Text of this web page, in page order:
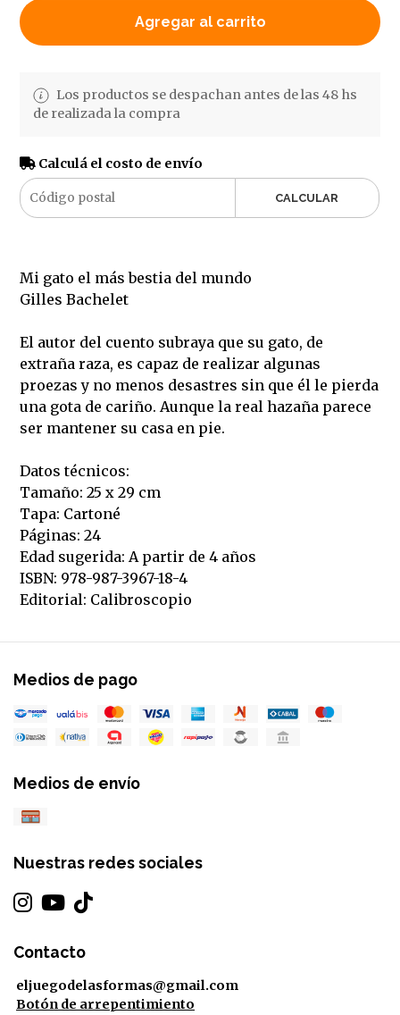
Agregar al carrito
Los productos se despachan antes de las 48 hs
de realizada la compra
Calculá el costo de envío
CALCULAR
Mi gato el más bestia del mundo
Gilles Bachelet
El autor del cuento subraya que su gato, de
extraña raza, es capaz de realizar algunas
proezas y no menos desastres sin que él le pierda
una gota de cariño. Aunque la real hazaña parece
ser mantener su casa en pie.
Datos técnicos:
Tamaño: 25 x 29 cm
Tapa: Cartoné
Páginas: 24
Edad sugerida: A partir de 4 años
ISBN: 978-987-3967-18-4
Editorial: Calibroscopio
Medios de pago
Medios de envío
Nuestras redes sociales
Contacto
eljuegodelasformas@gmail.com
Botón de arrepentimiento